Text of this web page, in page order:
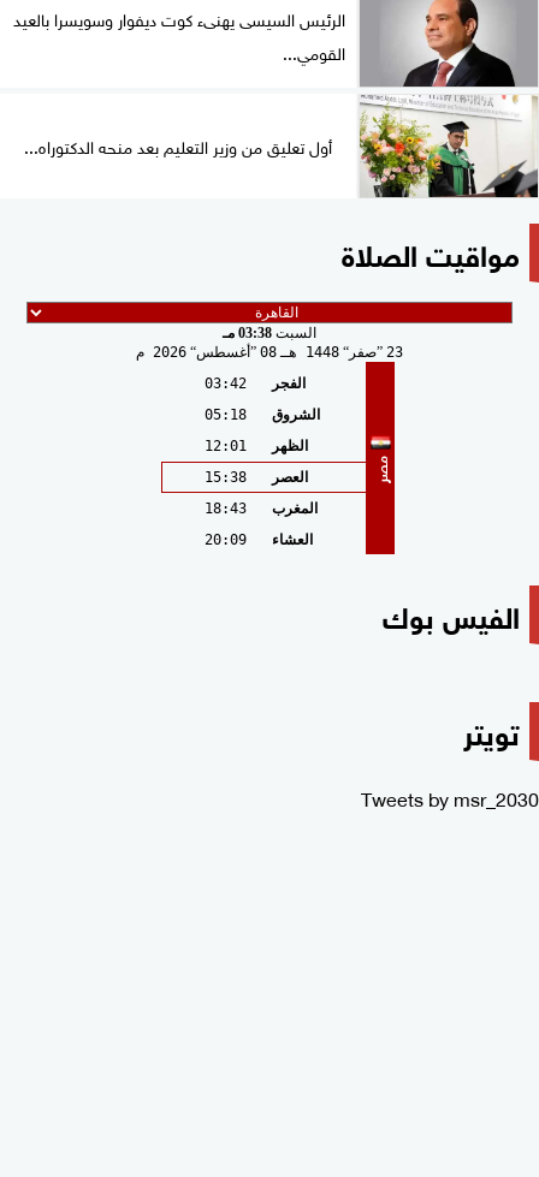
الرئيس السيسى يهنىء كوت ديفوار وسويسرا بالعيد
القومي...
أول تعليق من وزير التعليم بعد منحه الدكتوراه...
مواقيت الصلاة
السبت 03:38 مـ
23 صفر 1448 هـ 08 أغسطس 2026 م
مصر
الفجر
03:42
الشروق
05:18
الظهر
12:01
العصر
15:38
المغرب
18:43
العشاء
20:09
الفيس بوك
تويتر
Tweets by msr_2030